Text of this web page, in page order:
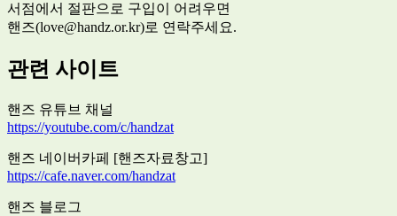
서점에서 절판으로 구입이 어려우면
핸즈(love@handz.or.kr)로 연락주세요.
관련 사이트
핸즈 유튜브 채널
https://youtube.com/c/handzat
핸즈 네이버카페 [핸즈자료창고]
https://cafe.naver.com/handzat
핸즈 블로그